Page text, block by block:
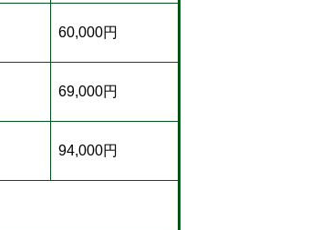
60,000円
69,000円
94,000円